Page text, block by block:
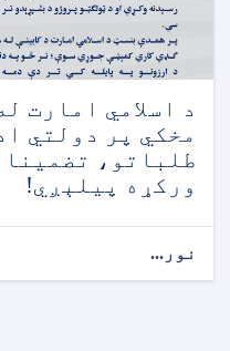
د اسلامي امارت
مخکي پر دولتي
طلباتو،
ورکړه پیلېږي!
نور...